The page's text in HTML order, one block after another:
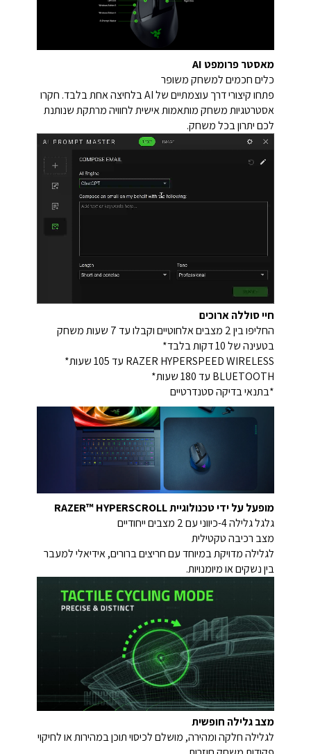
מאסטר פרומפט AI
כלים חכמים למשחק משופר
פתחו קיצורי דרך עוצמתיים של AI בלחיצה אחת בלבד. חקרו
אסטרטגיות משחק מותאמות אישית לחוויה מרתקת שנותנת
לכם יתרון בכל משחק.
חיי סוללה ארוכים
החליפו בין 2 מצבים אלחוטיים וקבלו עד 7 שעות משחק
בטעינה של 10 דקות בלבד*
RAZER HYPERSPEED WIRELESS עד 105 שעות*
BLUETOOTH עד 180 שעות*
*בתנאי בדיקה סטנדרטיים
מופעל על ידי טכנולוגיית RAZER™ HYPERSCROLL
גלגל גלילה 4-כיווני עם 2 מצבים ייחודיים
מצב רכיבה טקטילית
לגלילה מדויקת במיוחד עם חריצים ברורים, אידיאלי למעבר
בין נשקים או מיומנויות.
מצב גלילה חופשית
לגלילה חלקה ומהירה, מושלם לכיסוי תוכן במהירות או לחיקוי